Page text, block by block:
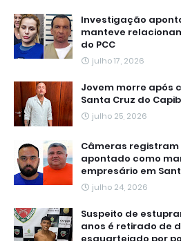
Investigação
manteve
do PCC
julho 17, 2026
Jovem morre após
Santa Cruz do
julho 25, 2026
Câmeras
apontado como
empresário em
julho 24, 2026
Suspeito de
anos é retirado de